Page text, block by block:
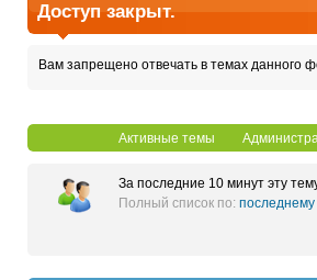
Доступ закрыт.
Вам запрещено отвечать в темах данного
Активные темы
За последние 10 минут эту
Полный список по: